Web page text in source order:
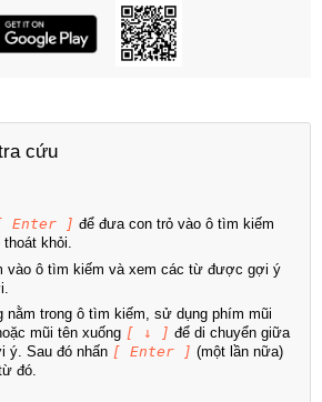
cứu
Enter ] để đưa con trỏ vào ô tìm kiếm
thoát khỏi.
vào ô tìm kiếm và xem các từ được gợi ý
nằm trong ô tìm kiếm, sử dụng phím mũi
mũi tên xuống [ ↓ ] để di chuyển giữa
ý. Sau đó nhấn [ Enter ] (một lần nữa)
đó.